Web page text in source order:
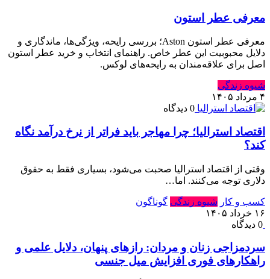
معرفی عطر استون
معرفی عطر استون Aston؛ بررسی رایحه، ویژگی‌ها، ماندگاری و
دلایل محبوبیت این عطر خاص. راهنمای انتخاب و خرید عطر استون
اصل برای علاقه‌مندان به رایحه‌های لوکس.
شیوه زندگی
۴ مرداد ۱۴۰۵
0 دیدگاه
اقتصاد استرالیا⁠؛ چرا مهاجر باید فراتر از نرخ درآمد نگاه
کند⁠؟‏
وقتی از اقتصاد استرالیا صحبت می‌شود⁠، بسیاری فقط به حقوق
دلاری توجه می‌کنند⁠.‏ اما…
کسب و کار شیوه زندگی گوناگون
۱۶ خرداد ۱۴۰۵
0 دیدگاه
سردمزاجی زنان و مردان: رازهای پنهان، دلایل علمی و
راهکارهای فوری افزایش میل جنسی